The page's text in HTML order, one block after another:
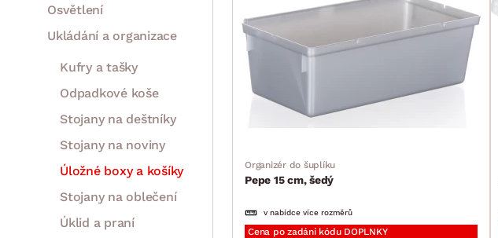
Osvětlení
Ukládání a organizace
Kufry a tašky
Odpadkové koše
Stojany na deštníky
Stojany na noviny
Úložné boxy a košíky
Stojany na oblečení
Úklid a praní
Organizér do šuplíku
Pepe 15 cm, šedý
v nabídce více rozměrů
Cena po zadání kódu DOPLNKY